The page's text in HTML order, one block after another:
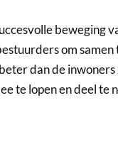
beweging
om
dan de
te lopen en deel te